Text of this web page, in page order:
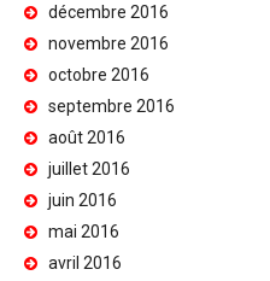
décembre 2016
novembre 2016
octobre 2016
septembre 2016
août 2016
juillet 2016
juin 2016
mai 2016
avril 2016